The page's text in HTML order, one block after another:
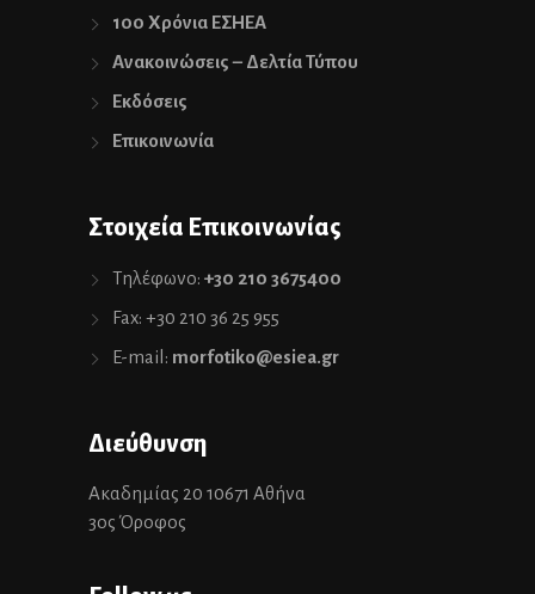
100 Χρόνια ΕΣΗΕΑ
Ανακοινώσεις – Δελτία Τύπου
Εκδόσεις
Επικοινωνία
Στοιχεία Επικοινωνίας
Τηλέφωνο: +30 210 3675400
Fax: +30 210 36 25 955
E-mail: morfotiko@esiea.gr
Διεύθυνση
Ακαδημίας 20 10671 Αθήνα
3ος Όροφος